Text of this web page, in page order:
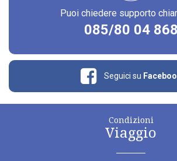
Puoi chiedere supporto
085/80 04 868
Seguici su
Condizioni
Viaggio